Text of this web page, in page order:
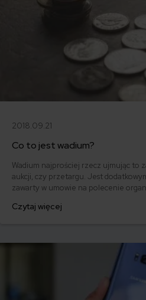
2018.09.21
Co to jest wadium?
Wadium najprościej rzecz ujmując to
aukcji, czy przetargu. Jest
zawarty w umowie na polecenie
transakcji. Wadium uwierzytelnia
Czytaj więcej